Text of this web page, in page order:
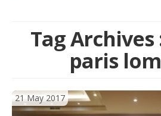
Tag Archives
paris
21 May 2017